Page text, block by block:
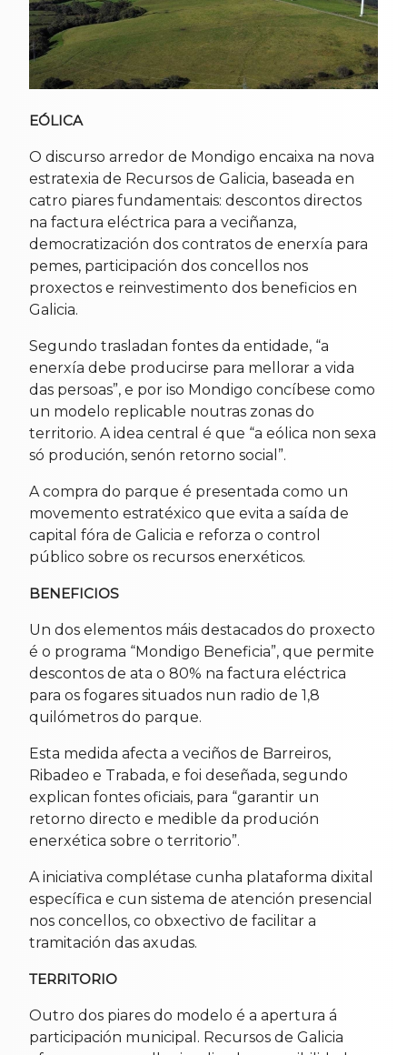
EÓLICA
O discurso arredor de Mondigo encaixa na nova
estratexia de Recursos de Galicia, baseada en
catro piares fundamentais: descontos directos
na factura eléctrica para a veciñanza,
democratización dos contratos de enerxía para
pemes, participación dos concellos nos
proxectos e reinvestimento dos beneficios en
Galicia.
Segundo trasladan fontes da entidade, “a
enerxía debe producirse para mellorar a vida
das persoas”, e por iso Mondigo concíbese como
un modelo replicable noutras zonas do
territorio. A idea central é que “a eólica non sexa
só produción, senón retorno social”.
A compra do parque é presentada como un
movemento estratéxico que evita a saída de
capital fóra de Galicia e reforza o control
público sobre os recursos enerxéticos.
BENEFICIOS
Un dos elementos máis destacados do proxecto
é o programa “Mondigo Beneficia”, que permite
descontos de ata o 80% na factura eléctrica
para os fogares situados nun radio de 1,8
quilómetros do parque.
Esta medida afecta a veciños de Barreiros,
Ribadeo e Trabada, e foi deseñada, segundo
explican fontes oficiais, para “garantir un
retorno directo e medible da produción
enerxética sobre o territorio”.
A iniciativa complétase cunha plataforma dixital
específica e cun sistema de atención presencial
nos concellos, co obxectivo de facilitar a
tramitación das axudas.
TERRITORIO
Outro dos piares do modelo é a apertura á
participación municipal. Recursos de Galicia